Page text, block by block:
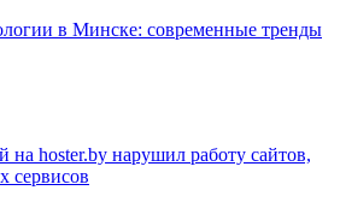
в Минске: современные тренды
на hoster.by нарушил работу сайтов,
сервисов